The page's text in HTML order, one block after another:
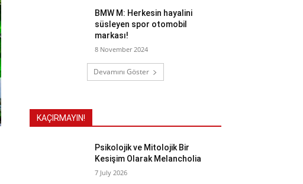
BMW M: Herkesin hayalini
süsleyen spor otomobil
markası!
8 November 2024
Devamını Göster
KAÇIRMAYIN!
Psikolojik ve Mitolojik Bir
Kesişim Olarak Melancholia
7 July 2026